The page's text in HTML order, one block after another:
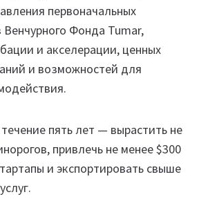
первоначальных
Венчурного Фонда Tumar,
и акселерации, ценных
и возможностей для
пять лет — вырастить не
привлечь не менее $300
и экспортировать свыше